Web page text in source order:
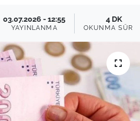
03.07.2026 - 12:55
YAYINLANMA
4 DK
OKUNMA